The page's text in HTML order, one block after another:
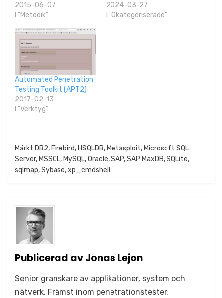
2015-06-07
I ”Metodik”
2024-03-27
I ”Okategoriserade”
Automated Penetration
Testing Toolkit (APT2)
2017-02-13
I ”Verktyg”
Publicerat iVerktyg
Märkt DB2, Firebird, HSQLDB, Metasploit, Microsoft SQL
Server, MSSQL, MySQL,Oracle,SAP,SAP MaxDB,SQLite,
sqlmap,Sybase,xp_cmdshell
Publicerad avJonas Lejon
Senior granskare av applikationer, system och
nätverk. Främst inom penetrationstester,